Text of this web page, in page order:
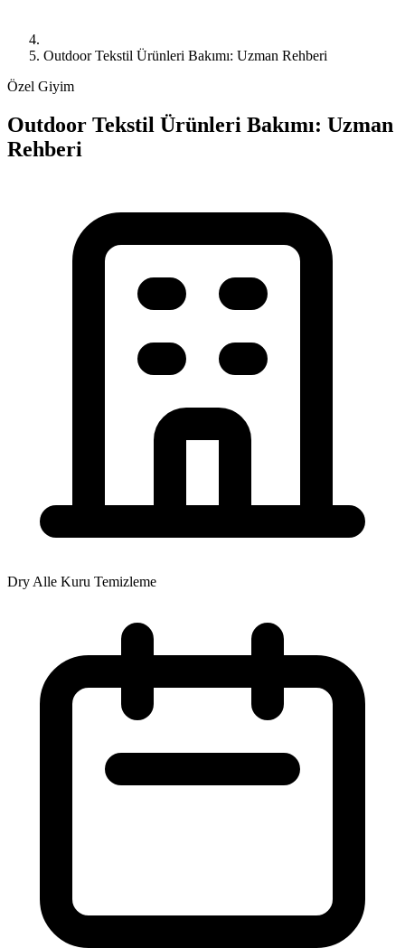
Outdoor Tekstil Ürünleri Bakımı: Uzman Rehberi
Özel Giyim
Outdoor Tekstil Ürünleri Bakımı: Uzman
Rehberi
Dry Alle Kuru Temizleme